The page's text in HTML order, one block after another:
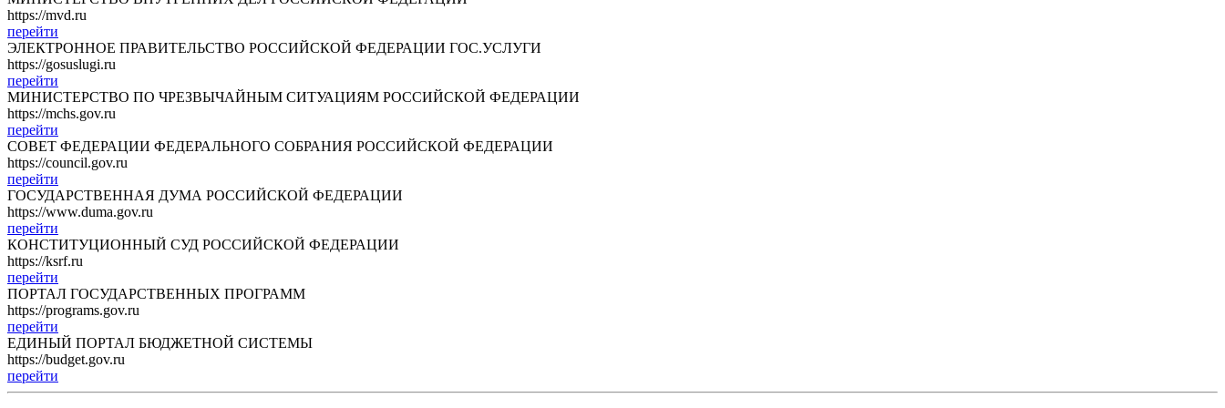
https://mvd.ru
перейти
ЭЛЕКТРОННОЕ ПРАВИТЕЛЬСТВО РОССИЙСКОЙ ФЕДЕРАЦИИ ГОС.УСЛУГИ
https://gosuslugi.ru
перейти
МИНИСТЕРСТВО ПО ЧРЕЗВЫЧАЙНЫМ СИТУАЦИЯМ РОССИЙСКОЙ ФЕДЕРАЦИИ
https://mchs.gov.ru
перейти
СОВЕТ ФЕДЕРАЦИИ ФЕДЕРАЛЬНОГО СОБРАНИЯ РОССИЙСКОЙ ФЕДЕРАЦИИ
https://council.gov.ru
перейти
ГОСУДАРСТВЕННАЯ ДУМА РОССИЙСКОЙ ФЕДЕРАЦИИ
https://www.duma.gov.ru
перейти
КОНСТИТУЦИОННЫЙ СУД РОССИЙСКОЙ ФЕДЕРАЦИИ
https://ksrf.ru
перейти
ПОРТАЛ ГОСУДАРСТВЕННЫХ ПРОГРАММ
https://programs.gov.ru
перейти
ЕДИНЫЙ ПОРТАЛ БЮДЖЕТНОЙ СИСТЕМЫ
https://budget.gov.ru
перейти